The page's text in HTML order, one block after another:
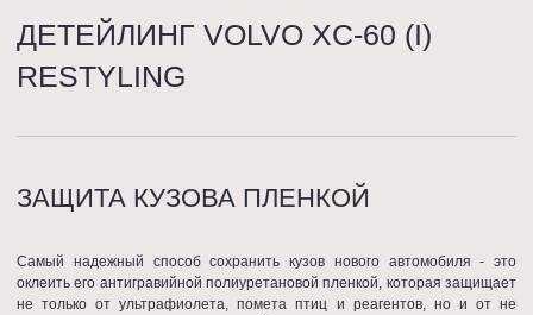
ДЕТЕЙЛИНГ VOLVO XC-60 (I)
RESTYLING
ЗАЩИТА КУЗОВА ПЛЕНКОЙ
Самый надежный способ сохранить кузов нового автомобиля - это
оклеить его антигравийной полиуретановой пленкой, которая защищает
не только от ультрафиолета, помета птиц и реагентов, но и от не